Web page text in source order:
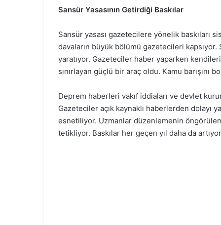
Sansür Yasasının Getirdiği Baskılar
Sansür yasası gazetecilere yönelik baskıları
davaların büyük bölümü gazetecileri
yaratıyor. Gazeteciler haber yaparken
sınırlayan güçlü bir araç oldu. Kamu barışını
Deprem haberleri vakıf iddiaları ve devlet
Gazeteciler açık kaynaklı haberlerden dolayı
esnetiliyor. Uzmanlar düzenlemenin
tetikliyor. Baskılar her geçen yıl daha da